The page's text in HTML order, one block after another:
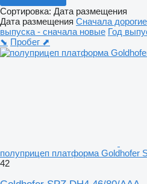
Сортировка: Дата размещения
Дата размещения Сначала дорогие
выпуска - сначала новые Год
⬊ Пробег ⬈
полуприцеп платформа Goldhofer
42